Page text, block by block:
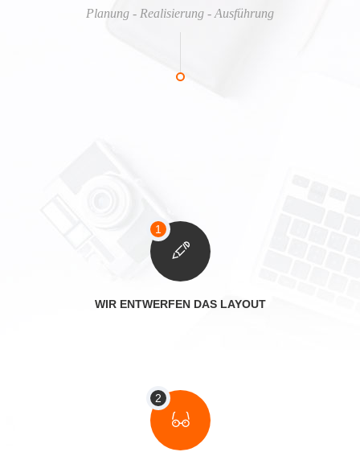
Planung - Realisierung - Ausführung
WIR ENTWERFEN DAS LAYOUT